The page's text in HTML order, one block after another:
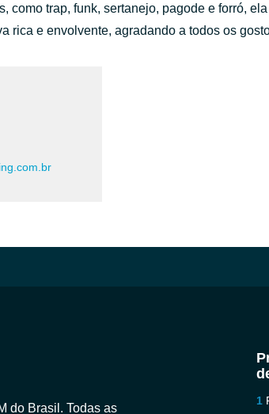
como trap, funk, sertanejo, pagode e forró,
rica e envolvente, agradando a todos os
do Brasil. Todas as